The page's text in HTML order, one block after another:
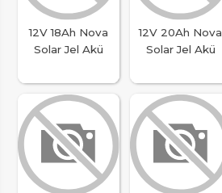
12V 18Ah Nova
Solar Jel Akü
12V 20Ah Nova
Solar Jel Akü